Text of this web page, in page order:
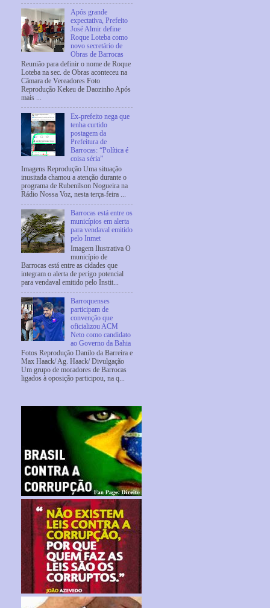
Após grande
expectativa, Prefeito
José Almir define
Roque Loteba como
novo secretário de
Obras de Barrocas
Reunião para definir o nome de Roque
Loteba na sec. de Obras aconteceu na
Câmara de Vereadores Foto
Reprodução Kekeu de Daozinho Após
mais ...
Ex-prefeito nega que
tenha curtido
postagem da
Prefeitura de
Barrocas: “Política é
coisa séria”
Imagens Reprodução Uma situação
inusitada chamou a atenção durante o
programa de Rubenilson Nogueira na
Rádio Nossa Voz, nesta terça-feira ...
Barrocas está entre os
municípios em alerta
para vendaval emitido
pelo Inmet
Imagem Ilustrativa O
município de
Barrocas está entre as cidades que
integram o alerta de perigo potencial
para vendaval emitido pelo Instit...
Barroquenses
participam de
convenção que
oficializou ACM
Neto como candidato
ao Governo da Bahia
Fotos Reprodução Danilo da Barreira e
Max Haack/ Ag. Haack/ Divulgação
Um grupo de moradores de Barrocas
ligados à oposição participou, na q...